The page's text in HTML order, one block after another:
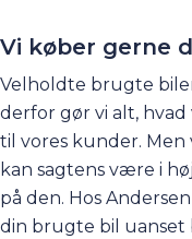
og nu. Find brugte
at den kan leveres
Vi køber gerne
Velholdte brugte
derfor gør vi alt,
til vores kunder. Men
kan sagtens være i
på den. Hos
din brugte bil